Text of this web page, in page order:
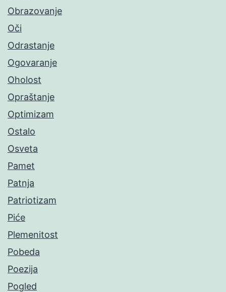
Obrazovanje
Oči
Odrastanje
Ogovaranje
Oholost
Opraštanje
Optimizam
Ostalo
Osveta
Pamet
Patnja
Patriotizam
Piće
Plemenitost
Pobeda
Poezija
Pogled